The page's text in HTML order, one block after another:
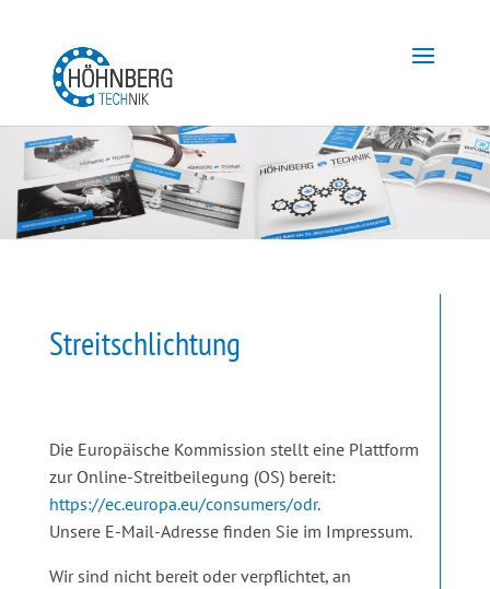
Streitschlichtung
Die Europäische Kommission stellt eine Plattform
zur Online-Streitbeilegung (OS) bereit:
https://ec.europa.eu/consumers/odr.
Unsere E-Mail-Adresse finden Sie im Impressum.
Wir sind nicht bereit oder verpflichtet, an